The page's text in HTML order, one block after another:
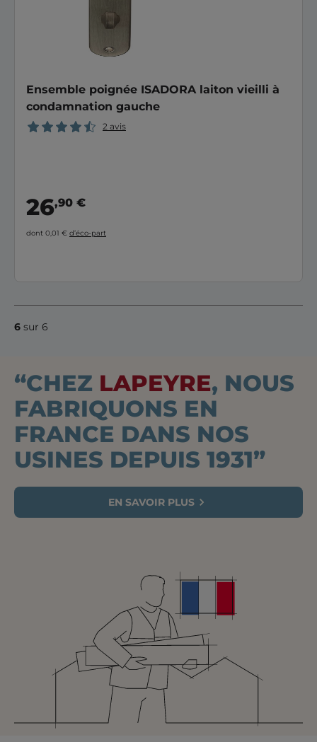
Ensemble poignée ISADORA laiton vieilli à
condamnation gauche
2 avis
26,90 €
dont 0,01 € d’éco-part
6 sur 6
“CHEZ LAPEYRE, NOUS
FABRIQUONS EN
FRANCE DANS NOS
USINES DEPUIS 1931”
EN SAVOIR PLUS